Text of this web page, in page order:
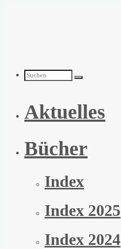
Suchen
nach:
Aktuelles
Bücher
Index
Index 2025
Index 2024